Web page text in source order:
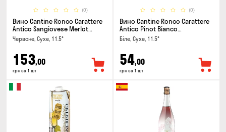
(0)
Вино Cantine Ronco Carattere
Antico Sangiovese Merlot
Rubicone IGT 1л
Червоне, Сухе, 11.5°
153,00
грн за 1 шт
(0)
Вино Cantine Ronco Carattere
Antico Pinot Bianco
Chardonnay Rubicone IGT 0.25л
Біле, Сухе, 11.5°
54,00
грн за 1 шт